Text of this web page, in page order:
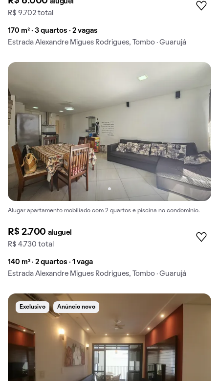
aluguel
R$ 9.702 total
170 m² · 3 quartos · 2 vagas
Estrada Alexandre Migues Rodrigues, Tombo · Guarujá
Alugar apartamento mobiliado com 2 quartos e piscina no condomínio.
R$ 2.700 aluguel
R$ 4.730 total
140 m² · 2 quartos · 1 vaga
Estrada Alexandre Migues Rodrigues, Tombo · Guarujá
Exclusivo Anúncio novo